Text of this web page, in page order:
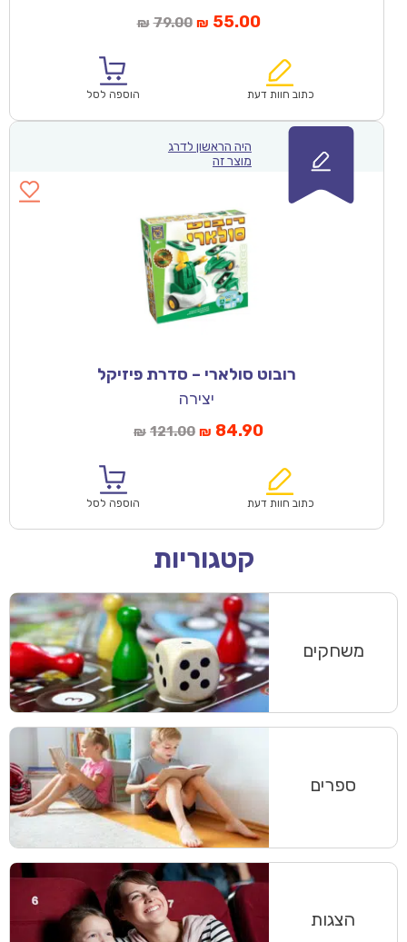
₪ 79.00 ₪ 55.00
כתוב חוות דעת הוספה לסל
היה הראשון לדרג
מוצר זה
רובוט סולארי – סדרת פיזיקל
יצירה
₪ 121.00 ₪ 84.90
כתוב חוות דעת הוספה לסל
קטגוריות
משחקים
ספרים
הצגות